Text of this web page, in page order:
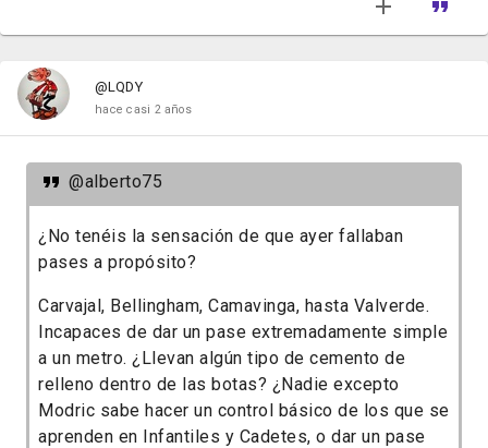
@LQDY
hace casi 2 años
@alberto75
¿No tenéis la sensación de que ayer fallaban
pases a propósito?
Carvajal, Bellingham, Camavinga, hasta Valverde.
Incapaces de dar un pase extremadamente simple
a un metro. ¿Llevan algún tipo de cemento de
relleno dentro de las botas? ¿Nadie excepto
Modric sabe hacer un control básico de los que se
aprenden en Infantiles y Cadetes, o dar un pase